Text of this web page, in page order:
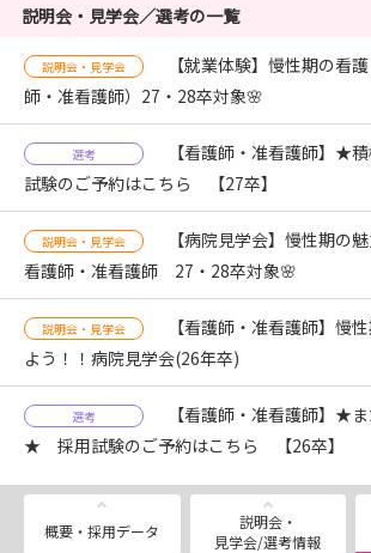
説明会・見学会／選考の一覧
説明会・見学会
【就業体験】慢性期の看
師・准看護師）27・28卒対象🌸
選考
【看護師・准看護師】★
試験のご予約はこちら 【27卒】
説明会・見学会
【病院見学会】慢性期の
看護師・准看護師 27・28卒対象🌸
説明会・見学会
【看護師・准看護師】慢
よう！！病院見学会(26年卒)
選考
【看護師・准看護師】★
★ 採用試験のご予約はこちら 【26卒】
概要・採用データ
説明会・
見学会/選考情報